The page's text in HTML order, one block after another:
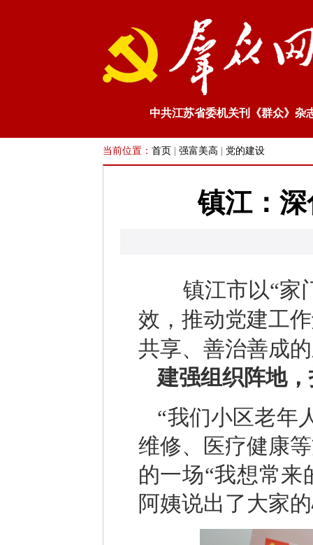
中共江苏省委机关刊《群众》杂
当前位置： 首页 强富美高 党的建设
镇江：
镇江市以“家
效，推动党建工
共享、善治善成
建强组织阵地
“我们小区老年
维修、医疗健康
的一场“我想常
阿姨说出了大家